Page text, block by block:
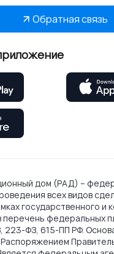
Обратная связь
дом (РАД) –
всех видов
государственного и
перечень федеральных
223-ФЗ, 615-ПП РФ.
Распоряжением